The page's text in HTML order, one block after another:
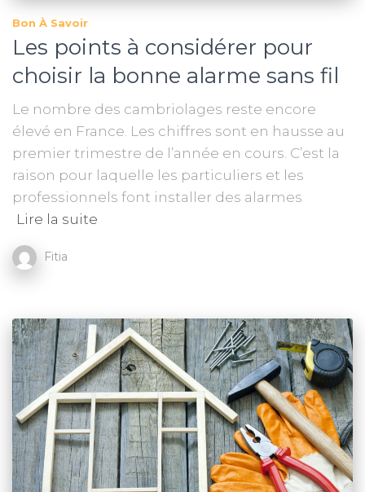
Bon À Savoir
Les points à considérer pour
choisir la bonne alarme sans fil
Le nombre des cambriolages reste encore
élevé en France. Les chiffres sont en hausse au
premier trimestre de l’année en cours. C’est la
raison pour laquelle les particuliers et les
professionnels font installer des alarmes
Lire la suite
Fitia